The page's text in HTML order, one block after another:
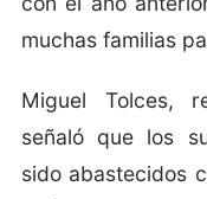
muchas familias
Miguel Tolces,
señaló que los
sido abastecidos